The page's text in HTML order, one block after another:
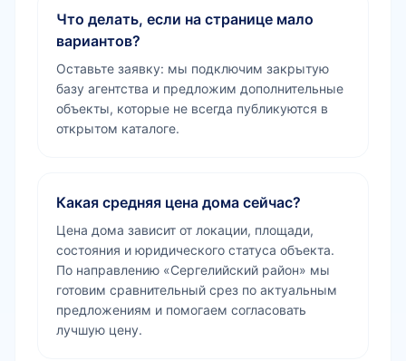
Что делать, если на странице мало
вариантов?
Оставьте заявку: мы подключим закрытую
базу агентства и предложим дополнительные
объекты, которые не всегда публикуются в
открытом каталоге.
Какая средняя цена дома сейчас?
Цена дома зависит от локации, площади,
состояния и юридического статуса объекта.
По направлению «Сергелийский район» мы
готовим сравнительный срез по актуальным
предложениям и помогаем согласовать
лучшую цену.